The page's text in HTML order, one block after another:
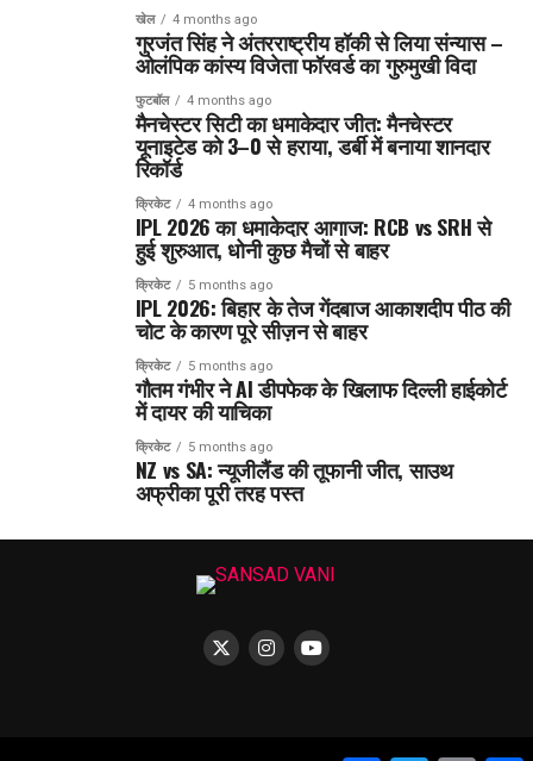
खेल 4 months ago
गुरजंत सिंह ने अंतरराष्ट्रीय हॉकी से लिया संन्यास –
ओलंपिक कांस्य विजेता फॉरवर्ड का गुरुमुखी विदा
फुटबॉल 4 months ago
मैनचेस्टर सिटी का धमाकेदार जीत: मैनचेस्टर
यूनाइटेड को 3–0 से हराया, डर्बी में बनाया शानदार
रिकॉर्ड
क्रिकेट 4 months ago
IPL 2026 का धमाकेदार आगाज: RCB vs SRH से
हुई शुरुआत, धोनी कुछ मैचों से बाहर
क्रिकेट 5 months ago
IPL 2026: बिहार के तेज गेंदबाज आकाशदीप पीठ की
चोट के कारण पूरे सीज़न से बाहर
क्रिकेट 5 months ago
गौतम गंभीर ने AI डीपफेक के खिलाफ दिल्ली हाईकोर्ट
में दायर की याचिका
क्रिकेट 5 months ago
NZ vs SA: न्यूजीलैंड की तूफानी जीत, साउथ
अफ्रीका पूरी तरह पस्त